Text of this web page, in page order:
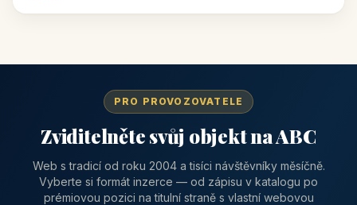
PRO PROVOZOVATELE
Zviditelněte svůj objekt na ABC
Web s tradicí od roku 2004 a tisíci návštěvníky měsíčně.
Vyberte si formát inzerce — od zápisu v katalogu po
prémiovou pozici na titulní straně s vlastní webovou